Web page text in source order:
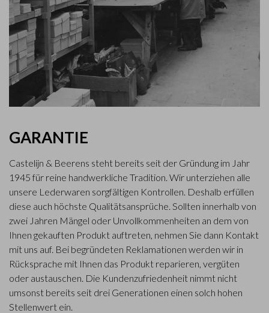
GARANTIE
Castelijn & Beerens steht bereits seit der Gründung im Jahr
1945 für reine handwerkliche Tradition. Wir unterziehen alle
unsere Lederwaren sorgfältigen Kontrollen. Deshalb erfüllen
diese auch höchste Qualitätsansprüche. Sollten innerhalb von
zwei Jahren Mängel oder Unvollkommenheiten an dem von
Ihnen gekauften Produkt auftreten, nehmen Sie dann Kontakt
mit uns auf. Bei begründeten Reklamationen werden wir in
Rücksprache mit Ihnen das Produkt reparieren, vergüten
oder austauschen. Die Kundenzufriedenheit nimmt nicht
umsonst bereits seit drei Generationen einen solch hohen
Stellenwert ein.